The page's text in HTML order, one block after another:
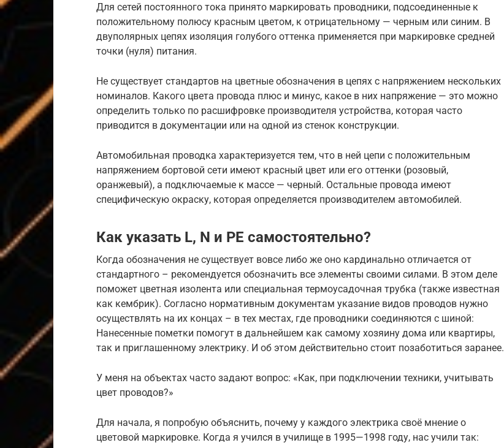
Для сетей постоянного тока принято маркировать проводники, подсоединенные к
положительному полюсу красным цветом, к отрицательному — черным или синим. В
двуполярных цепях изоляция голубого оттенка применяется при маркировке средней
точки (нуля) питания.
Не существует стандартов на цветные обозначения в цепях с напряжением нескольких
номиналов. Какого цвета провода плюс и минус, какое в них напряжение — это можно
определить только по расшифровке производителя устройства, которая часто
приводится в документации или на одной из стенок конструкции.
Автомобильная проводка характеризуется тем, что в ней цепи с положительным
напряжением бортовой сети имеют красный цвет или его оттенки (розовый,
оранжевый), а подключаемые к массе — черный. Остальные провода имеют
специфическую окраску, которая определяется производителем автомобилей.
Как указать L, N и PE самостоятельно?
Когда обозначения не существует вовсе либо же оно кардинально отличается от
стандартного – рекомендуется обозначить все элементы своими силами. В этом деле
поможет цветная изолента или специальная термоусадочная трубка (также известная
как кембрик). Согласно нормативным документам указание видов проводов нужно
осуществлять на их концах – в тех местах, где проводники соединяются с шиной:
Нанесенные пометки помогут в дальнейшем как самому хозяину дома или квартиры,
так и приглашенному электрику. И об этом действительно стоит позаботиться заранее.
У меня на объектах часто задают вопрос: «Как, при подключении техники, учитывать
цвет проводов?»
Для начала, я попробую объяснить, почему у каждого электрика своё мнение о
цветовой маркировке. Когда я учился в училище в 1995—1998 году, нас учили так: